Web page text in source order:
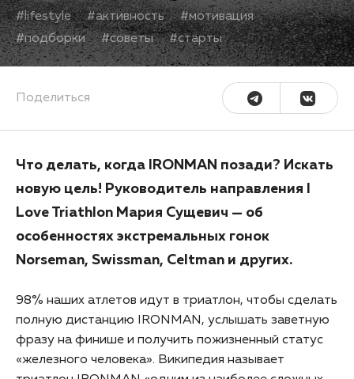
#lifestyle #активность #мотивация
#подборки #советы #старты
Поделиться
Что делать, когда IRONMAN позади? Искать
новую цель! Руководитель направления I
Love Triathlon Мария Сущевич — об
особенностях экстремальных гонок
Norseman, Swissman, Celtman и других.
98% наших атлетов идут в триатлон, чтобы сделать
полную дистанцию IRONMAN, услышать заветную
фразу на финише и получить пожизненный статус
«железного человека». Википедия называет